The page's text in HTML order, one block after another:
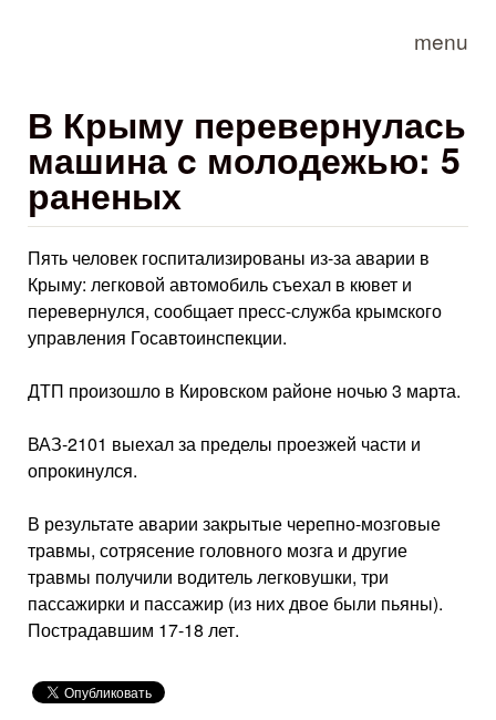
menu
В Крыму перевернулась
машина c молодежью: 5
раненых
Пять человек госпитализированы из-за аварии в
Крыму: легковой автомобиль съехал в кювет и
перевернулся, сообщает пресс-служба крымского
управления Госавтоинспекции.
ДТП произошло в Кировском районе ночью 3 марта.
ВАЗ-2101 выехал за пределы проезжей части и
опрокинулся.
В результате аварии закрытые черепно-мозговые
травмы, сотрясение головного мозга и другие
травмы получили водитель легковушки, три
пассажирки и пассажир (из них двое были пьяны).
Пострадавшим 17-18 лет.